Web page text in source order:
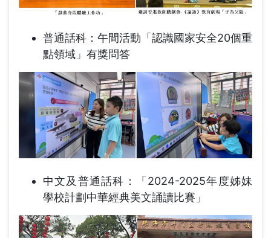
普通話科：午間活動「認識國家安全20個重
點領域」有獎問答
中文及普通話科：「2024-2025年度姊妹
學校計劃中華經典美文誦讀比賽」